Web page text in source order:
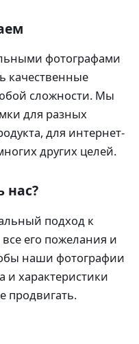
фотографами
качественные
сложности. Мы
для разных
для интернет-
других целей.
нас?
подход к
его пожелания и
наши фотографии
и характеристики
продвигать.